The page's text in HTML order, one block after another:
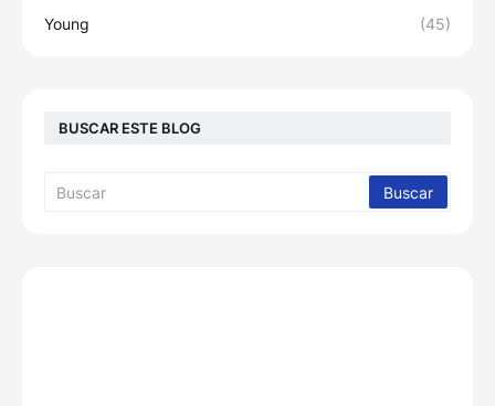
Young (45)
BUSCAR ESTE BLOG